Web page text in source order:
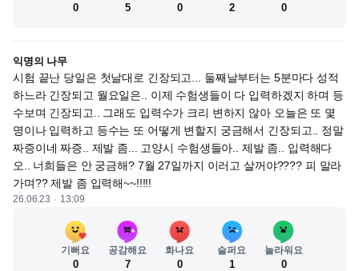
0 5 0 2 0
익명의 나무
시험 끝난 당일은 첫날대로 긴장되고... 둘째날부터는 5분마다 성적
하느라 긴장되고 월요일은.. 이제 수험생들이 다 입력하겠지 하며 등
수보며 긴장되고.. 그래도 입력수가 크리 변하지 않아 오늘은 또 몇
명이나 입력하고 등수는 또 어떻게 변할지 궁금해서 긴장되고.. 정말
짜증이네 짜증.. 제발 좀... 고양시 수험생들아.. 제발 좀.. 입력해다
오.. 너희들은 안 궁금해? 7월 27일까지 이러고 살꺼야???? 피 말라
가며?? 제발 좀 입력해~~!!!!!
26.06.23 13:09
기뻐요
0
공감해요
7
화나요
0
슬퍼요
1
놀라워요
0